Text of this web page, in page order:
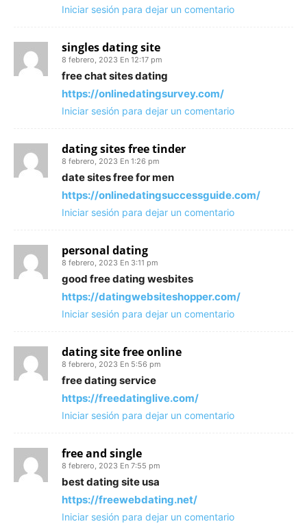
Iniciar sesión para dejar un comentario
singles dating site
8 febrero, 2023 En 12:17 pm
free chat sites dating
https://onlinedatingsurvey.com/
Iniciar sesión para dejar un comentario
dating sites free tinder
8 febrero, 2023 En 1:26 pm
date sites free for men
https://onlinedatingsuccessguide.com/
Iniciar sesión para dejar un comentario
personal dating
8 febrero, 2023 En 3:11 pm
good free dating wesbites
https://datingwebsiteshopper.com/
Iniciar sesión para dejar un comentario
dating site free online
8 febrero, 2023 En 5:56 pm
free dating service
https://freedatinglive.com/
Iniciar sesión para dejar un comentario
free and single
8 febrero, 2023 En 7:55 pm
best dating site usa
https://freewebdating.net/
Iniciar sesión para dejar un comentario